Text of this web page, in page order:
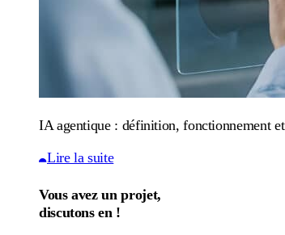
IA agentique : définition, fonctionnement et
Lire la suite
Vous avez un projet,
discutons en !